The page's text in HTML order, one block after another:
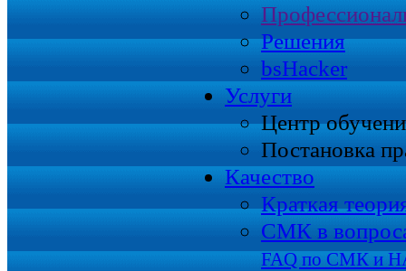
Решения
bsHacker
Услуги
Центр
Постановка
Качество
Краткая
СМК в
FAQ по СМК и